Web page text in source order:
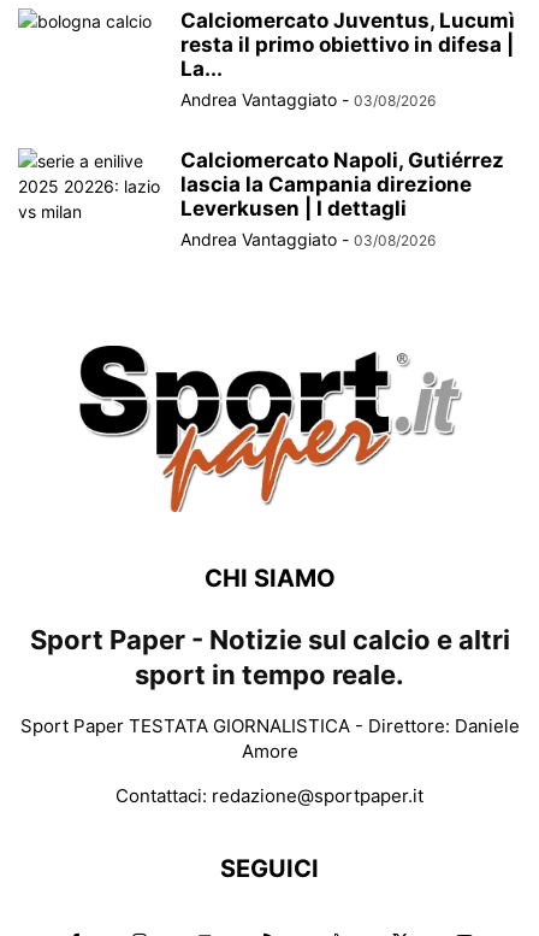
Calciomercato Juventus, Lucumì
resta il primo obiettivo in difesa |
La...
Andrea Vantaggiato - 03/08/2026
Calciomercato Napoli, Gutiérrez
lascia la Campania direzione
Leverkusen | I dettagli
Andrea Vantaggiato - 03/08/2026
CHI SIAMO
Sport Paper - Notizie sul calcio e altri
sport in tempo reale.
Sport Paper TESTATA GIORNALISTICA - Direttore: Daniele
Amore
Contattaci: redazione@sportpaper.it
SEGUICI